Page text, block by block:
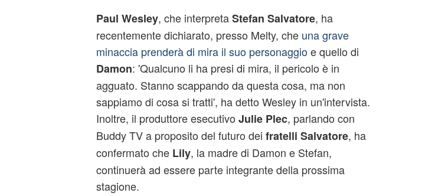
Paul Wesley, che interpretaStefan Salvatore, ha
recentemente dichiarato, presso Melty, che una grave
minaccia prenderà di mira il suo personaggioe quello di
Damon: 'Qualcuno li ha presi di mira, il pericolo è in
agguato. Stanno scappando da questa cosa, ma non
sappiamo di cosa si tratti', ha detto Wesley in un'intervista.
Inoltre, il produttore esecutivo Julie Plec, parlando con
Buddy TV a proposito del futuro dei fratelli Salvatore, ha
confermato che Lily, la madre di Damon e Stefan,
continuerà ad essere parte integrante della prossima
stagione.